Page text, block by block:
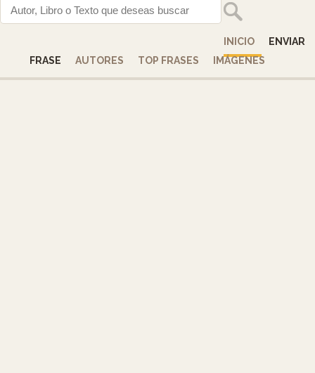
INICIO
ENVIAR
FRASE
AUTORES TOP FRASES IMÁGENES